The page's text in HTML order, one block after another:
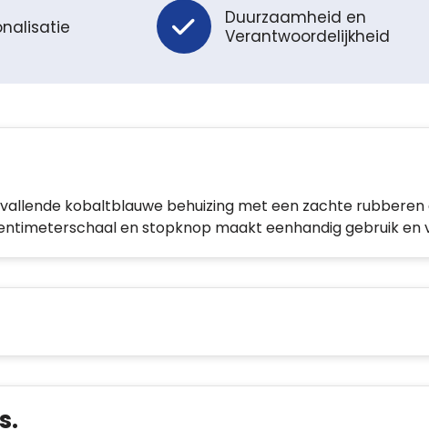
Duurzaamheid en
Verantwoordelijkheid
kobaltblauwe behuizing met een zachte
en stopknop maakt eenhandig gebruik en